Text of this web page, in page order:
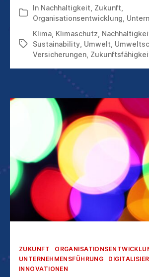
„ZU
SPÄT“
Kategorien
In Nachhaltigkeit Zukunft
Organisationsentwicklung
Schlagwörter
Klima Klimaschutz
Sustainability Umwelt
Versicherungen
Kategorien
ZUKUNFT
UNTERNEHMENSFÜHRUNG
INNOVATIONEN